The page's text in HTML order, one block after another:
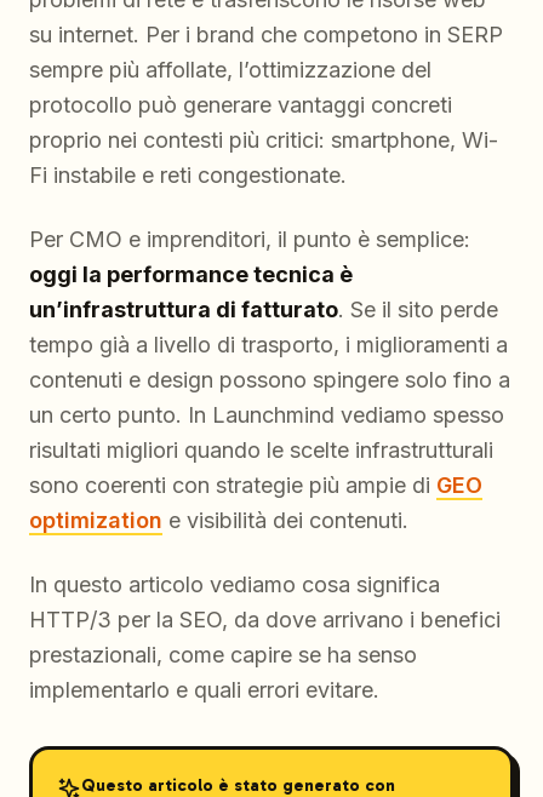
su internet. Per i brand che competono in SERP
sempre più affollate, l’ottimizzazione del
protocollo può generare vantaggi concreti
proprio nei contesti più critici: smartphone, Wi-
Fi instabile e reti congestionate.
Per CMO e imprenditori, il punto è semplice:
oggi la performance tecnica è
un’infrastruttura di fatturato. Se il sito perde
tempo già a livello di trasporto, i miglioramenti a
contenuti e design possono spingere solo fino a
un certo punto. In Launchmind vediamo spesso
risultati migliori quando le scelte infrastrutturali
sono coerenti con strategie più ampie di GEO
optimization e visibilità dei contenuti.
In questo articolo vediamo cosa significa
HTTP/3 per la SEO, da dove arrivano i benefici
prestazionali, come capire se ha senso
implementarlo e quali errori evitare.
Questo articolo è stato generato con